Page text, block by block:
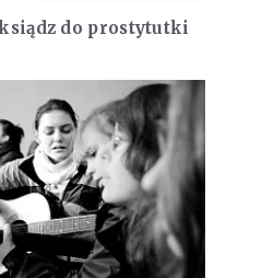
do prostytutki